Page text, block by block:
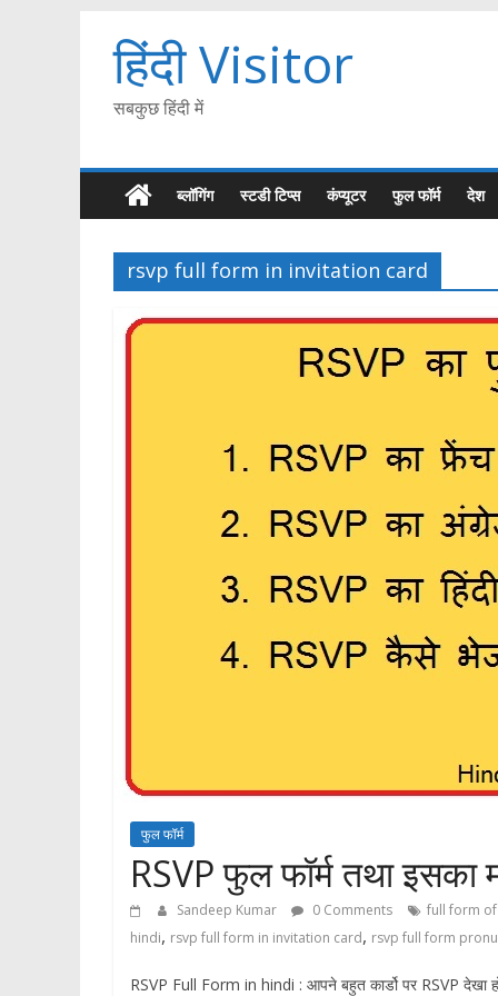
हिंदी Visitor
सबकुछ हिंदी में
ब्लॉगिंग स्टडी टिप्स कंप्यूटर फुल फॉर्म देश
rsvp full form in invitation card
फुल फॉर्म
RSVP फुल फॉर्म तथा इसका
Sandeep Kumar 0 Comments full form
hindi, rsvp full form in invitation card, rsvp full form
RSVP Full Form in hindi : आपने बहुत कार्डो पर RSVP देखा